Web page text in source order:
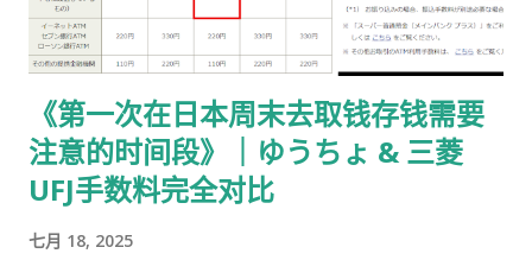
或红色：レターパックプラス（更稳，但非强制） 回邮用 レター
パック： 提前写好“收件人地址” 可写：本人住址 或 公司地址 不
要封口 可 对折一次 （标准做法） 📌 官方邮件只写「レターパッ
ク」， 没有指定必须 Plus，也没有写必须本人签收 。 ③ 用【简
易书留】寄给入管 把以下 3 样东西一起放入一个 A4 用信封 ：
手数料纳付书（已贴印纸） 当前持有的在留卡 正本 回邮用 レタ
ーパック（对折） 信封要求： 角2 或 角4 都可以 两者都能放 A4
入管、邮局 没有尺寸指定 用你手上的那个即可 到邮局柜台说一
《第一次在日本周末去取钱存钱需要
注意的时间段》｜ゆうちょ & 三菱
UFJ手数料完全对比
七月 18, 2025